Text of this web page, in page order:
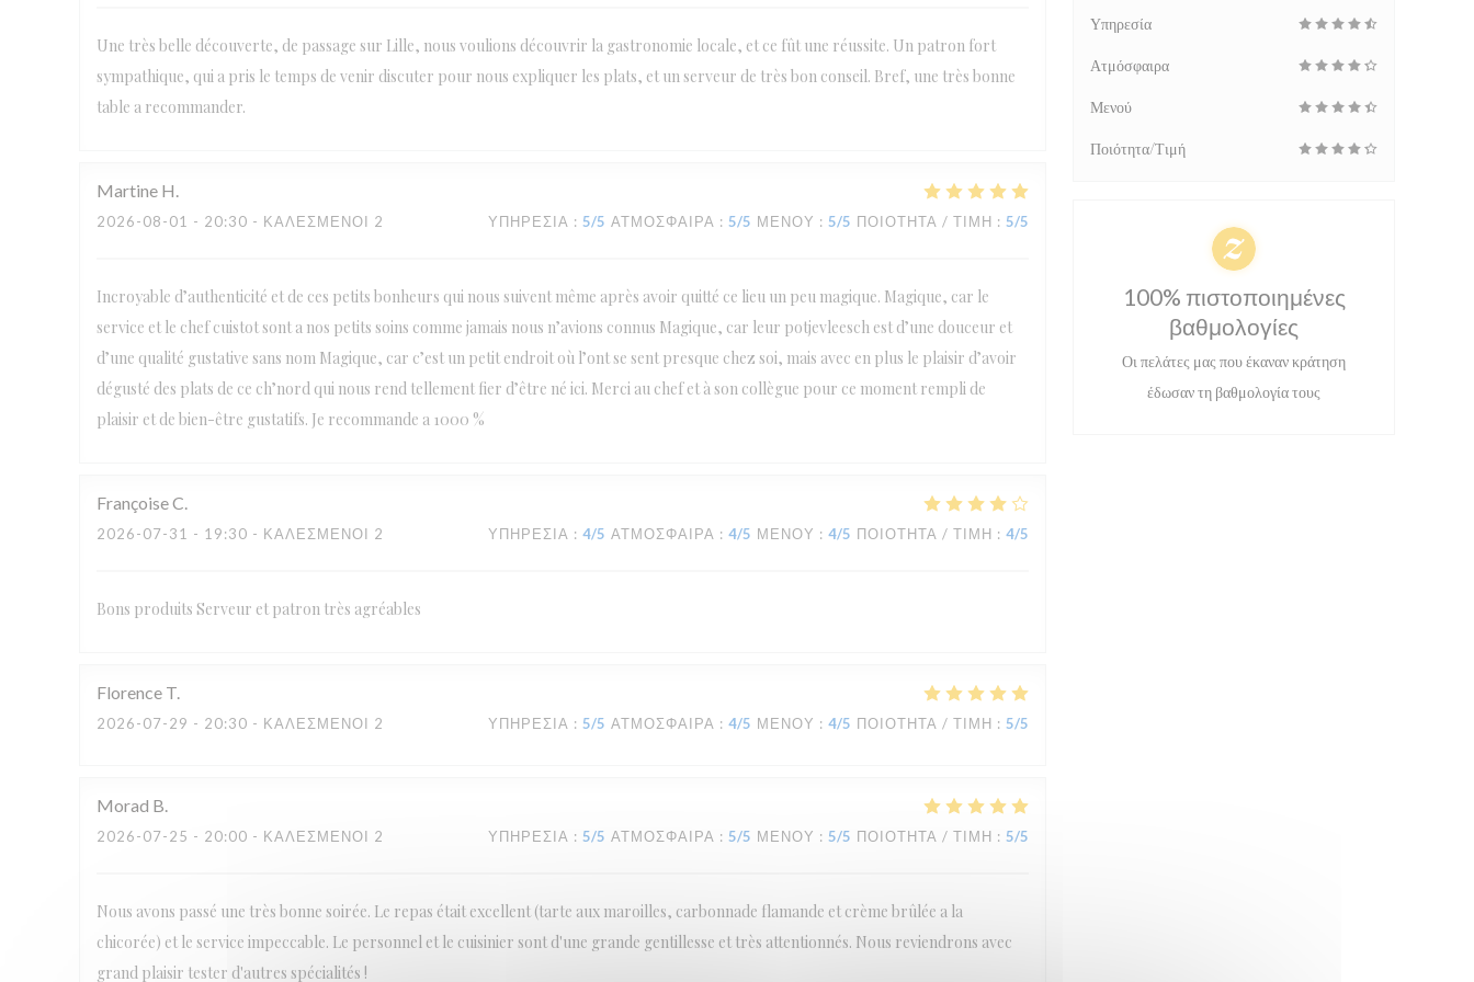
Une très belle découverte, de passage sur Lille, nous voulions découvrir la gastronomie locale, et ce fût une réussite. Un patron fort
sympathique, qui a pris le temps de venir discuter pour nous expliquer les plats, et un serveur de très bon conseil. Bref, une très bonne
table a recommander.
Martine H
2026-08-01 - 20:30 - ΚΑΛΕΣΜΈΝΟΙ 2 ΥΠΗΡΕΣΊΑ : 5/5 ΑΤΜΌΣΦΑΙΡΑ : 5/5 ΜΕΝΟΎ : 5/5 ΠΟΙΌΤΗΤΑ / ΤΙΜΉ : 5/5
Incroyable d’authenticité et de ces petits bonheurs qui nous suivent même après avoir quitté ce lieu un peu magique. Magique, car le
service et le chef cuistot sont a nos petits soins comme jamais nous n’avions connus Magique, car leur potjevleesch est d’une douceur et
d’une qualité gustative sans nom Magique, car c’est un petit endroit où l’ont se sent presque chez soi, mais avec en plus le plaisir d’avoir
dégusté des plats de ce ch’nord qui nous rend tellement fier d’être né ici. Merci au chef et à son collègue pour ce moment rempli de
plaisir et de bien-être gustatifs. Je recommande a 1000 %
FrançoiseC
2026-07-31 - 19:30 - ΚΑΛΕΣΜΈΝΟΙ 2 ΥΠΗΡΕΣΊΑ : 4/5 ΑΤΜΌΣΦΑΙΡΑ : 4/5 ΜΕΝΟΎ : 4/5 ΠΟΙΌΤΗΤΑ / ΤΙΜΉ : 4/5
Bons produits Serveur et patron très agréables
Florence T
2026-07-29 - 20:30 - ΚΑΛΕΣΜΈΝΟΙ 2 ΥΠΗΡΕΣΊΑ : 5/5 ΑΤΜΌΣΦΑΙΡΑ : 4/5 ΜΕΝΟΎ : 4/5 ΠΟΙΌΤΗΤΑ / ΤΙΜΉ : 5/5
Morad B
2026-07-25 - 20:00 - ΚΑΛΕΣΜΈΝΟΙ 2 ΥΠΗΡΕΣΊΑ : 5/5 ΑΤΜΌΣΦΑΙΡΑ : 5/5 ΜΕΝΟΎ : 5/5 ΠΟΙΌΤΗΤΑ / ΤΙΜΉ : 5/5
Nous avons passé une très bonne soirée. Le repas était excellent (tarte aux maroilles, carbonnade flamande et crème brûlée a la
chicorée) et le service impeccable. Le personnel et le cuisinier sont d'une grande gentillesse et très attentionnés. Nous reviendrons avec
grand plaisir tester d'autres spécialités !
Υπηρεσία
Ατμόσφαιρα
Μενού
Ποιότητα/Τιμή
100% πιστοποιημένες
βαθμολογίες
Οι πελάτες μας που έκαναν κράτηση
έδωσαν τη βαθμολογία τους